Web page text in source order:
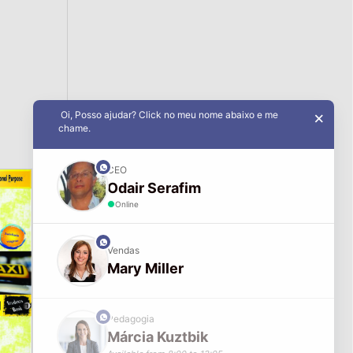
×
Oi, Posso ajudar? Click no meu nome abaixo e me
chame.
phone CEO
Odair Serafim
Online
phone Vendas
Mary Miller
phone Pedagogia
Márcia Kuztbik